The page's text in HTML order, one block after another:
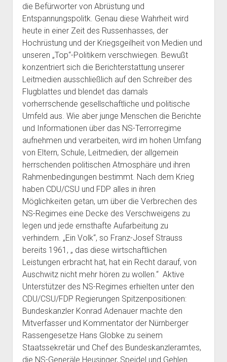
die Befürworter von Abrüstung und
Entspannungspolitk. Genau diese Wahrheit wird
heute in einer Zeit des Russenhasses, der
Hochrüstung und der Kriegsgeilheit von Medien und
unseren „Top“-Politikern verschwiegen. Bewußt
konzentriert sich die Berichterstattung unserer
Leitmedien ausschließlich auf den Schreiber des
Flugblattes und blendet das damals
vorherrschende gesellschaftliche und politische
Umfeld aus. Wie aber junge Menschen die Berichte
und Informationen über das NS-Terrorregime
aufnehmen und verarbeiten, wird im hohen Umfang
von Eltern, Schule, Leitmedien, der allgemein
herrschenden politischen Atmosphäre und ihren
Rahmenbedingungen bestimmt. Nach dem Krieg
haben CDU/CSU und FDP alles in ihren
Möglichkeiten getan, um über die Verbrechen des
NS-Regimes eine Decke des Verschweigens zu
legen und jede ernsthafte Aufarbeitung zu
verhindern. „Ein Volk“, so Franz-Josef Strauss
bereits 1961, „ das diese wirtschaftlichen
Leistungen erbracht hat, hat ein Recht darauf, von
Auschwitz nicht mehr hören zu wollen.“ Aktive
Unterstützer des NS-Regimes erhielten unter den
CDU/CSU/FDP Regierungen Spitzenpositionen:
Bundeskanzler Konrad Adenauer machte den
Mitverfasser und Kommentator der Nürnberger
Rassengesetze Hans Globke zu seinem
Staatssekretär und Chef des Bundeskanzleramtes,
die NS-Generäle Heusinger, Speidel und Gehlen